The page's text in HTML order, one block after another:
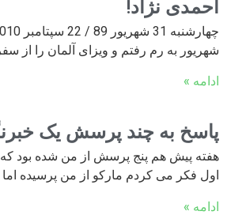
احمدی نژاد!
شهریور به رم رفتم و ویزای آلمان را از
ادامه »
پاسخ به چند پرسش یک
هفته پیش هم پنج پرسش از من شده بود که
اول فکر می کردم مارکو از من پرسیده اما
ادامه »